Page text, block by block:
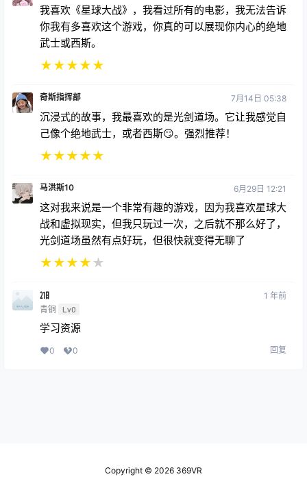
我喜欢《星球大战》，我看过所有的电影，我无法告诉
你我有多喜欢这个游戏，你真的可以展现你内心的绝地
武士或西斯。
★★★★★
奇斯指挥部 7月14日 05:38
沉浸式的故事，我最喜欢的是光剑道场。它让我感觉自
己像个绝地武士，或者西斯😏。强烈推荐！
★★★★★
马洪斯10 6月29日 12:21
这对我来说是一个非常有趣的游戏，因为我喜欢星球大
战和虚拟现实，但我只玩过一次，之后就不那么好了，
光剑道场虽然有点好玩，但很快就变得无聊了
★★★★★
㏴
青铜 Lv0
1 年前
学习资源
0 0 回复
Copyright © 2026 369VR